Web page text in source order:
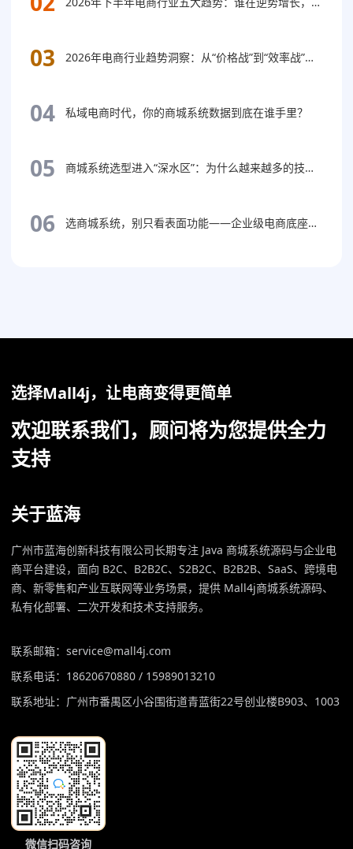
03 2026年电商行业趋势洞察：从“价格战”到“效率战”，企业如何抓住下一个增长窗口？
04 私域电商时代，你的商城系统数据到底在谁手里？
05 商城系统选型进入“深水区”：为什么越来越多的技术负责人开始关注源码自主权？
06 选商城系统，别只看表面功能——企业级电商底座应该怎么选？
选择Mall4j，让电商变得更简单
欢迎联系我们，顾问将为您提供全力
支持
关于蓝海
广州市蓝海创新科技有限公司长期专注 Java 商城系统源码与企业电
商平台建设，面向 B2C、B2B2C、S2B2C、B2B2B、SaaS、跨境电
商、新零售和产业互联网等业务场景，提供 Mall4j商城系统源码、
私有化部署、二次开发和技术支持服务。
联系邮箱：service@mall4j.com
联系电话：18620670880 / 15989013210
联系地址：广州市番禺区小谷围街道青蓝街22号创业楼B903、1003
微信扫码咨询